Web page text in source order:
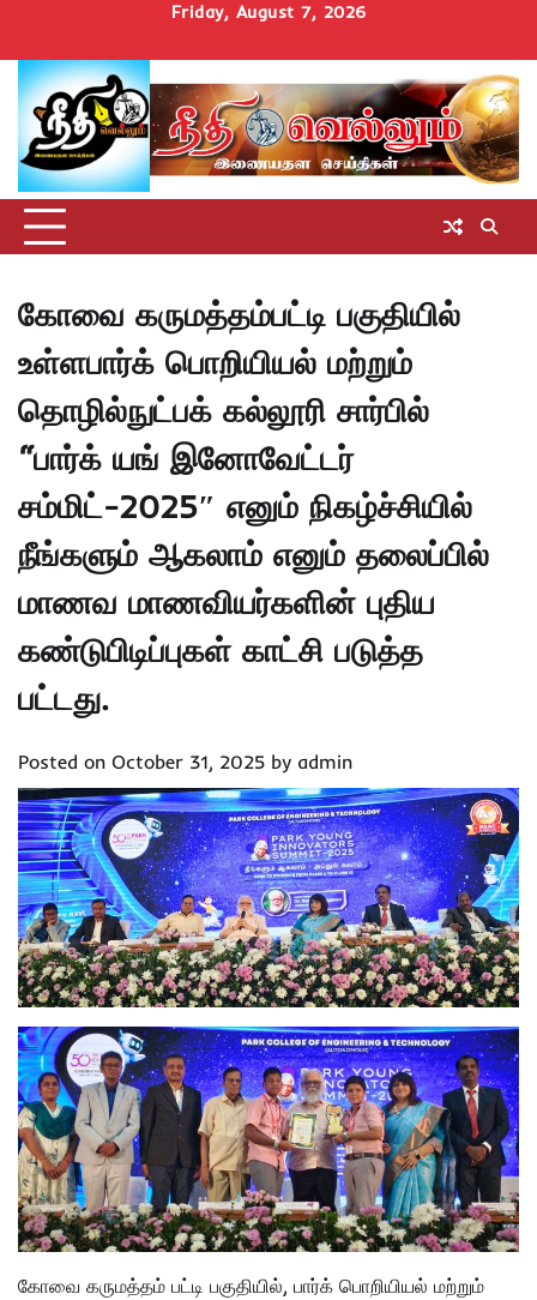
content
Friday, August 7, 2026
Homeசெய்திகள்
தமிழ்நாடுமாவட்டச்செய்திகள்
அரசியல்ஆன்மிகம்
சட்டம்
அறிவோம்
சினிமாUncategorized
கோவை கருமத்தம்பட்டி பகுதியில்
உள்ளபார்க் பொறியியல் மற்றும்
தொழில்நுட்பக் கல்லூரி சார்பில்
“பார்க் யங் இனோவேட்டர்
சம்மிட்-2025″ எனும் நிகழ்ச்சியில்
நீங்களும் ஆகலாம் எனும் தலைப்பில்
மாணவ மாணவியர்களின் புதிய
கண்டுபிடிப்புகள் காட்சி படுத்த
பட்டது.
Posted on October 31, 2025 by admin
கோவை கருமத்தம் பட்டி பகுதியில், பார்க் பொறியியல் மற்றும்